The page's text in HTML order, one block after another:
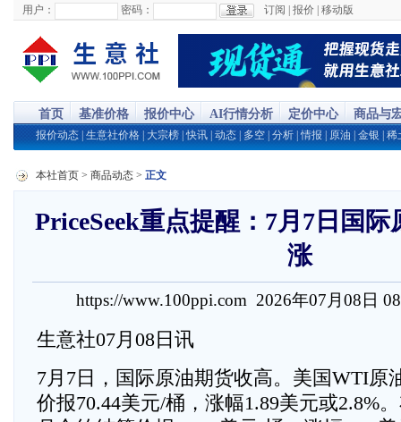
用户： 密码： 订阅 报价 移动版
首页 基准价格 报价中心 AI行情分析 定价中心 商品与
报价动态 生意社价格 大宗榜 |快讯 动态 多空 分析 |情报 原油 金银 稀
本社首页 > 商品动态 > 正文
PriceSeek重点提醒：7月7日国
涨
https://www.100ppi.com 2026年07月08日
生意社07月08日讯
7月7日，国际原油期货收高。美国WTI原
价报70.44美元/桶，涨幅1.89美元或2.8%